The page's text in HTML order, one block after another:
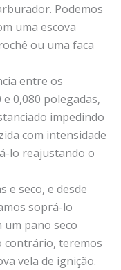
Podemos
uma escova
ou uma faca
entre os
0,080 polegadas,
impedindo
com intensidade
lo reajustando o
e seco, e desde
soprá-lo
um pano seco
contrário, teremos
vela de ignição.